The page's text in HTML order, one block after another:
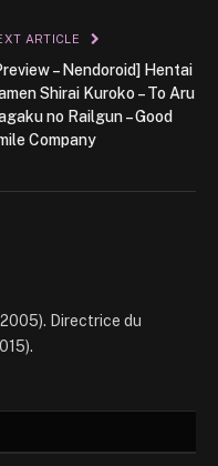
ARTICLE
– Nendoroid] Hentai
Shirai Kuroko – To Aru
no Railgun – Good
Company
Directrice du